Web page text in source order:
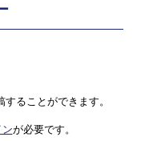
ることができます。
ンが必要です。